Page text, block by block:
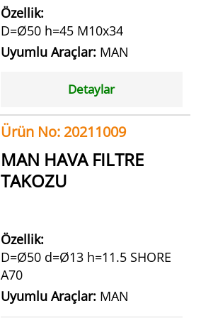
Özellik:
D=Ø50 h=45 M10x34
Uyumlu Araçlar: MAN
Detaylar
Ürün No: 20211009
MAN HAVA FILTRE
TAKOZU
Özellik:
D=Ø50 d=Ø13 h=11.5 SHORE
A70
Uyumlu Araçlar: MAN